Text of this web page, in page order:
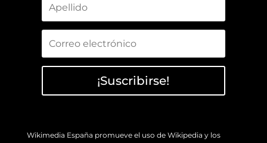
¡Suscribirse!
Wikimedia España promueve el uso de Wikipedia y los